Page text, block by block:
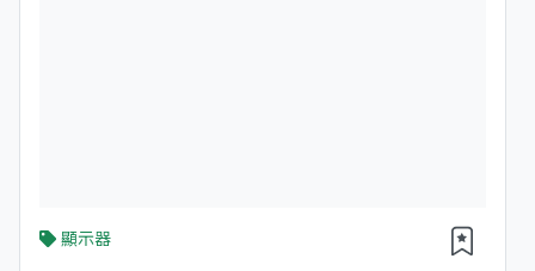
顯示器